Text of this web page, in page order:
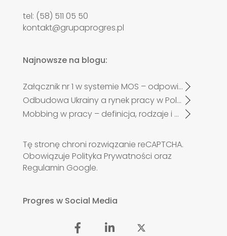
tel: (58) 511 05 50
kontakt@grupaprogres.pl
Najnowsze na blogu:
Załącznik nr 1 w systemie MOS – odpowiadamy na najczęściej zadawane pytania pracodawców po zmianach od 27 kwietnia 2026 r.
Odbudowa Ukrainy a rynek pracy w Polsce. Czy zabraknie specjalistów?
Mobbing w pracy – definicja, rodzaje i przykłady
Tę stronę chroni rozwiązanie reCAPTCHA.
Obowiązuje Polityka Prywatności oraz
Regulamin Google.
Progres w Social Media